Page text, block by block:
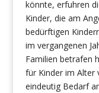
könnte, erfuhren
Kinder, die am
bedürftigen
im vergangenen
Familien betrafen
für Kinder im Alter
eindeutig Bedarf